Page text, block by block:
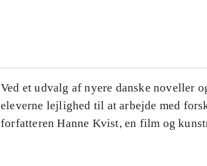
Ved et udvalg af nyere danske noveller
eleverne lejlighed til at arbejde med
forfatteren Hanne Kvist, en film og